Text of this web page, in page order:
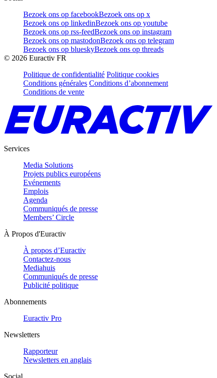
Bezoek ons op facebookBezoek ons op x
Bezoek ons op linkedinBezoek ons op youtube
Bezoek ons op rss-feedBezoek ons op instagram
Bezoek ons op mastodonBezoek ons op telegram
Bezoek ons op blueskyBezoek ons op threads
© 2026 Euractiv FR
Politique de confidentialité Politique cookies
Conditions générales Conditions d’abonnement
Conditions de vente
Services
Media Solutions
Projets publics européens
Evénements
Emplois
Agenda
Communiqués de presse
Members’ Circle
À Propos d'Euractiv
À propos d’Euractiv
Contactez-nous
Mediahuis
Communiqués de presse
Publicité politique
Abonnements
Euractiv Pro
Newsletters
Rapporteur
Newsletters en anglais
Social